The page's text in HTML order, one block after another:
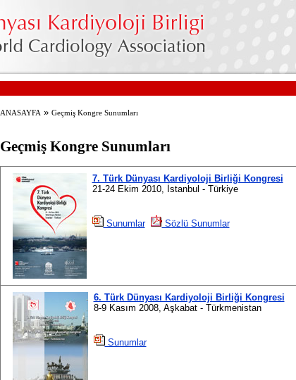
ANASAYFA» Geçmiş Kongre Sunumları
Geçmiş Kongre Sunumları
7. Türk Dünyası Kardiyoloji Birliği Kongresi
21-24 Ekim 2010, İstanbul - Türkiye
Sunumlar Sözlü Sunumlar
6. Türk Dünyası Kardiyoloji Birliği Kongresi
8-9 Kasım 2008, Aşkabat - Türkmenistan
Sunumlar